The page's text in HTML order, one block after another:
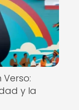
Verso:
y la